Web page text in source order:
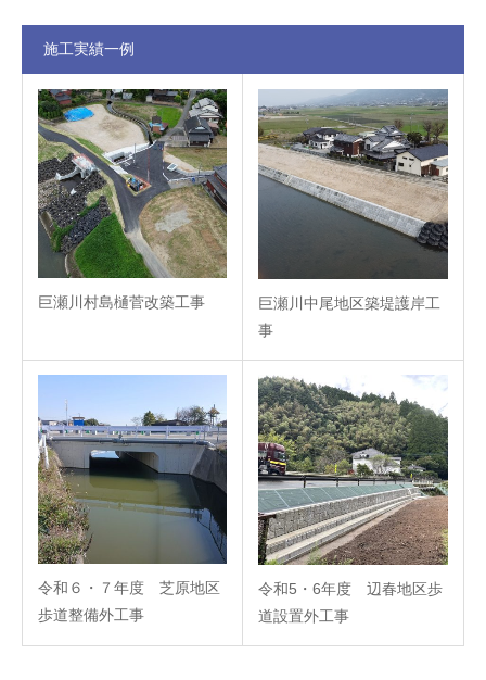
施工実績一例
巨瀬川村島樋菅改築工事
巨瀬川中尾地区築堤護岸工
事
令和６・７年度 芝原地区
歩道整備外工事
令和5・6年度 辺春地区歩
道設置外工事